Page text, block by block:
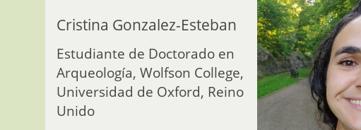
Cristina Gonzalez-Esteban
Estudiante de Doctorado en
Arqueología, Wolfson College,
Universidad de Oxford, Reino
Unido